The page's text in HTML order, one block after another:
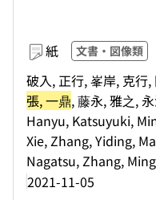
紙 文書・図像類
破入, 正行, 峯岸, 克行
張, 一鼎, 藤永, 雅之,
Hanyu, Katsuyuki,
Xie, Zhang, Yiding,
Nagatsu, Zhang,
2021-11-05